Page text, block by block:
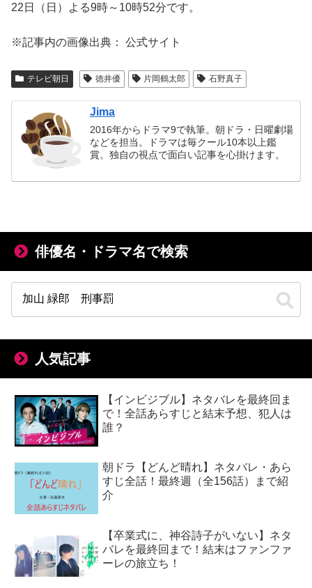
22日（日）よる9時～10時52分です。
※記事内の画像出典： 公式サイト
テレビ朝日 徳井優 片岡鶴太郎 石野真子
Jima
2016年からドラマ9で執筆。朝ドラ・日曜劇場
などを担当。ドラマは毎クール10本以上鑑
賞。独自の視点で面白い記事を心掛けます。
俳優名・ドラマ名で検索
人気記事
【インビジブル】ネタバレを最終回ま
で！全話あらすじと結末予想、犯人は
誰？
朝ドラ【どんど晴れ】ネタバレ・あら
すじ全話！最終週（全156話）まで紹
介
【卒業式に、神谷詩子がいない】ネタ
バレを最終回まで！結末はファンファ
ーレの旅立ち！